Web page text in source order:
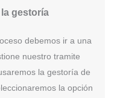
la gestoría
debemos ir a una
nuestro tramite
la gestoría de
la opción